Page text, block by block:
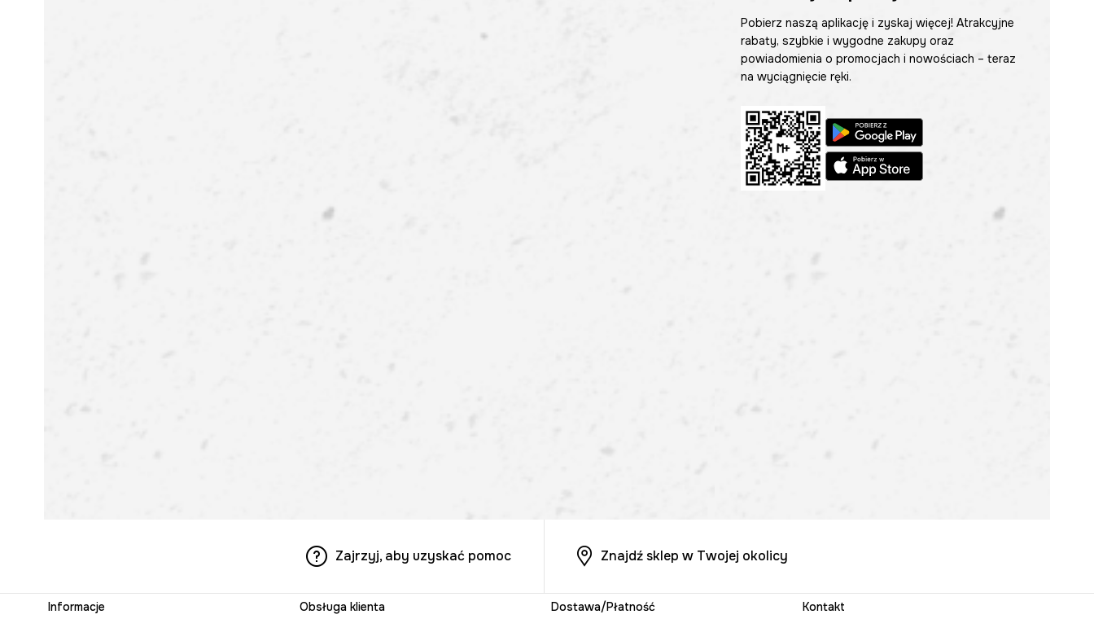
Pobierz naszą aplikację i zyskaj więcej! Atrakcyjne
rabaty, szybkie i wygodne zakupy oraz
powiadomienia o promocjach i nowościach – teraz
na wyciągnięcie ręki.
Zajrzyj, aby uzyskać pomoc Znajdź sklep w Twojej okolicy
Informacje Obsługa klienta Dostawa/Płatność Kontakt